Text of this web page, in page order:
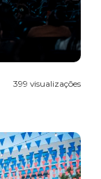
399 visualizações